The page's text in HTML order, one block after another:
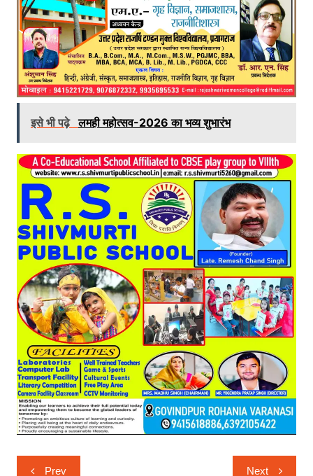
इसे भी पढ़े लमही महोत्सव-2026 का भव्य शुभारंभ
PostPrev Next